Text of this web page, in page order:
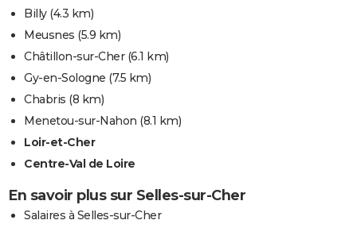
Billy(4.3 km)
Meusnes (5.9 km)
Châtillon-sur-Cher(6.1 km)
Gy-en-Sologne (7.5 km)
Chabris (8 km)
Menetou-sur-Nahon (8.1 km)
Loir-et-Cher
Centre-Val de Loire
En savoir plus sur Selles-sur-Cher
Salaires à Selles-sur-Cher